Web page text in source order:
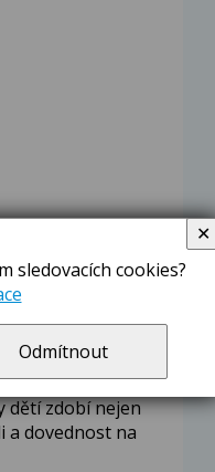
a jemnou
dětí zdobí nejen
a dovednost na
sledovacích cookies?
Odmítnout
✕